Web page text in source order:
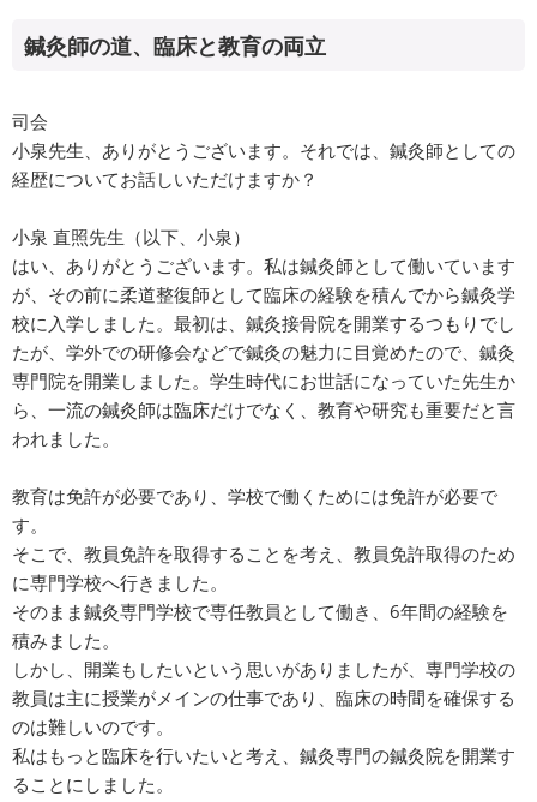
鍼灸師の道、臨床と教育の両立
司会
小泉先生、ありがとうございます。それでは、鍼灸師としての
経歴についてお話しいただけますか？
小泉 直照先生（以下、小泉）
はい、ありがとうございます。私は鍼灸師として働いています
が、その前に柔道整復師として臨床の経験を積んでから鍼灸学
校に入学しました。最初は、鍼灸接骨院を開業するつもりでし
たが、学外での研修会などで鍼灸の魅力に目覚めたので、鍼灸
専門院を開業しました。学生時代にお世話になっていた先生か
ら、一流の鍼灸師は臨床だけでなく、教育や研究も重要だと言
われました。
教育は免許が必要であり、学校で働くためには免許が必要で
す。
そこで、教員免許を取得することを考え、教員免許取得のため
に専門学校へ行きました。
そのまま鍼灸専門学校で専任教員として働き、6年間の経験を
積みました。
しかし、開業もしたいという思いがありましたが、専門学校の
教員は主に授業がメインの仕事であり、臨床の時間を確保する
のは難しいのです。
私はもっと臨床を行いたいと考え、鍼灸専門の鍼灸院を開業す
ることにしました。